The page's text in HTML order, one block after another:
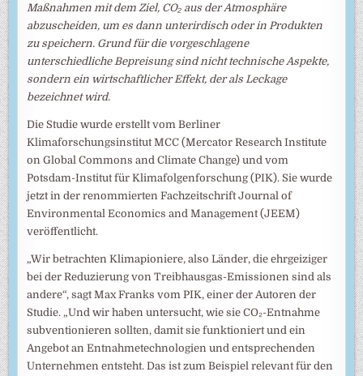
Maßnahmen mit dem Ziel, CO₂ aus der Atmosphäre
abzuscheiden, um es dann unterirdisch oder in Produkten
zu speichern. Grund für die vorgeschlagene
unterschiedliche Bepreisung sind nicht technische Aspekte,
sondern ein wirtschaftlicher Effekt, der als Leckage
bezeichnet wird.
Die Studie wurde erstellt vom Berliner
Klimaforschungsinstitut MCC (Mercator Research Institute
on Global Commons and Climate Change) und vom
Potsdam-Institut für Klimafolgenforschung (PIK). Sie wurde
jetzt in der renommierten Fachzeitschrift Journal of
Environmental Economics and Management (JEEM)
veröffentlicht.
„Wir betrachten Klimapioniere, also Länder, die ehrgeiziger
bei der Reduzierung von Treibhausgas-Emissionen sind als
andere“, sagt Max Franks vom PIK, einer der Autoren der
Studie. „Und wir haben untersucht, wie sie CO₂-Entnahme
subventionieren sollten, damit sie funktioniert und ein
Angebot an Entnahmetechnologien und entsprechenden
Unternehmen entsteht. Das ist zum Beispiel relevant für den